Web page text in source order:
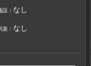
設： なし
楽： なし